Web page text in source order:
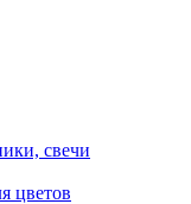
свечи
цветов